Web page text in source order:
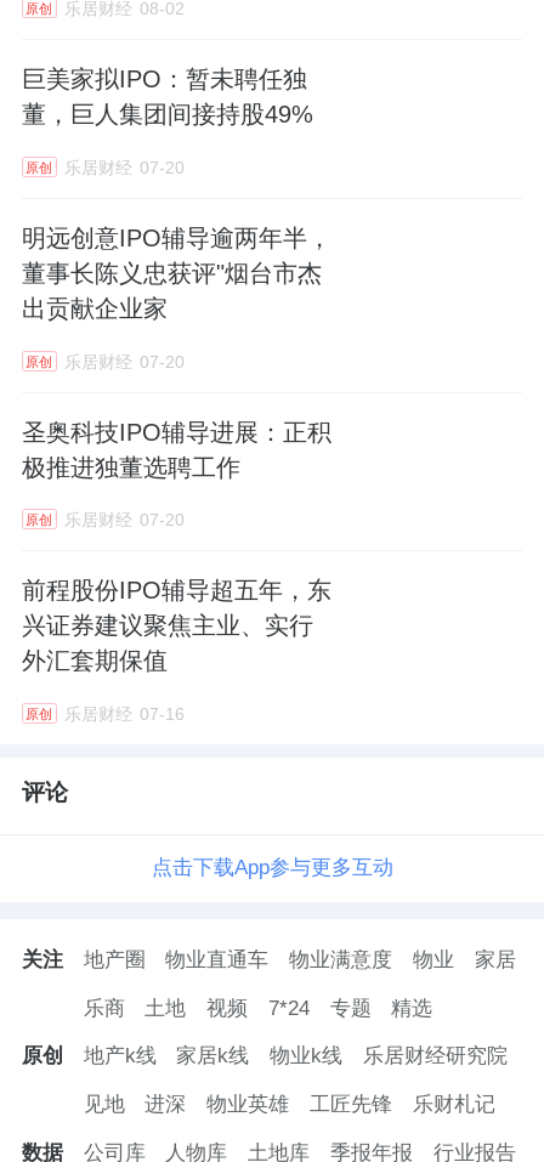
原创 乐居财经 08-02
巨美家拟IPO：暂未聘任独
董，巨人集团间接持股49%
原创 乐居财经 07-20
明远创意IPO辅导逾两年半，
董事长陈义忠获评"烟台市杰
出贡献企业家
原创 乐居财经 07-20
圣奥科技IPO辅导进展：正积
极推进独董选聘工作
原创 乐居财经 07-20
前程股份IPO辅导超五年，东
兴证券建议聚焦主业、实行
外汇套期保值
原创 乐居财经 07-16
评论
点击下载App参与更多互动
关注 地产圈 物业直通车 物业满意度 物业 家居
乐商 土地 视频 7*24 专题 精选
原创 地产k线 家居k线 物业k线 乐居财经研究院
见地 进深 物业英雄 工匠先锋 乐财札记
数据 公司库 人物库 土地库 季报年报 行业报告